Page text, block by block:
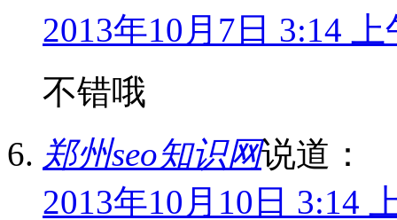
2013年10月7日 3:14 上
不错哦
郑州seo知识网说道：
2013年10月10日 3:14